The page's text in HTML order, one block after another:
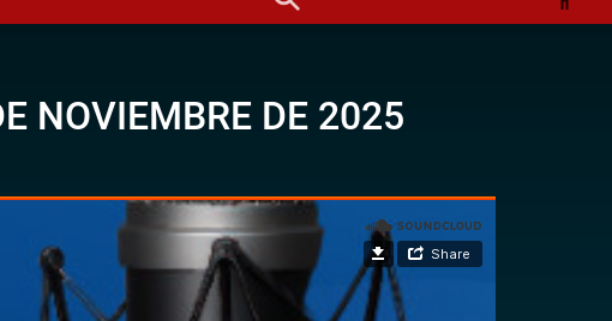
NOVIEMBRE DE 2025